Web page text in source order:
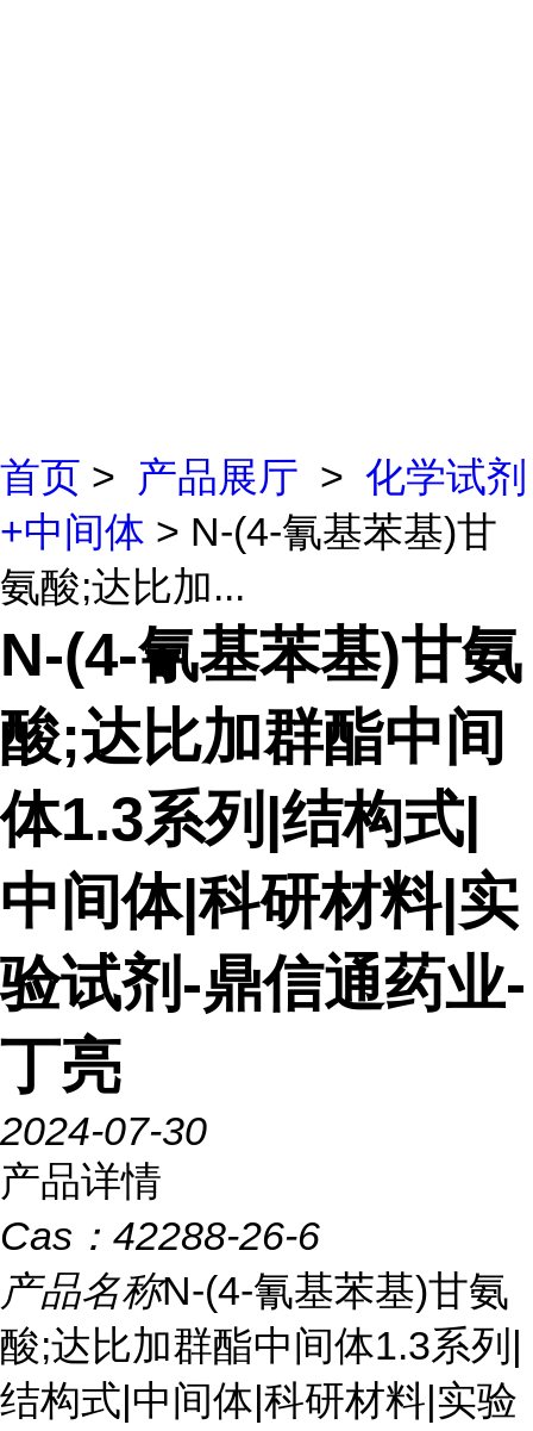
首页 > 产品展厅 > 化学试剂
+中间体 > N-(4-氰基苯基)甘
氨酸;达比加...
N-(4-氰基苯基)甘氨
酸;达比加群酯中间
体1.3系列|结构式|
中间体|科研材料|实
验试剂-鼎信通药业-
丁亮
2024-07-30
产品详情
Cas： 42288-26-6
产品名称N-(4-氰基苯基)甘氨
酸;达比加群酯中间体1.3系列|
结构式|中间体|科研材料|实验